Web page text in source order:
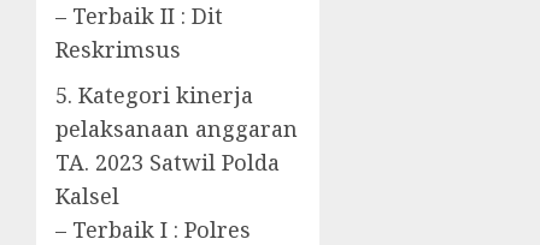
– Terbaik II : Dit
Reskrimsus
5. Kategori kinerja
pelaksanaan anggaran
TA. 2023 Satwil Polda
Kalsel
– Terbaik I : Polres